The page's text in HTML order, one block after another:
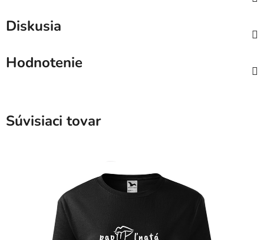
Diskusia
Hodnotenie
Súvisiaci tovar